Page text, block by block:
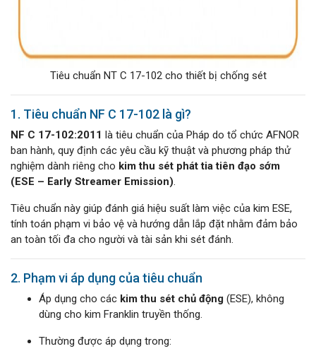
Tiêu chuẩn NT C 17-102 cho thiết bị chống sét
1. Tiêu chuẩn NF C 17-102 là gì?
NF C 17-102:2011 là tiêu chuẩn của Pháp do tổ chức AFNOR
ban hành, quy định các yêu cầu kỹ thuật và phương pháp thử
nghiệm dành riêng cho kim thu sét phát tia tiên đạo sớm
(ESE – Early Streamer Emission).
Tiêu chuẩn này giúp đánh giá hiệu suất làm việc của kim ESE,
tính toán phạm vi bảo vệ và hướng dẫn lắp đặt nhằm đảm bảo
an toàn tối đa cho người và tài sản khi sét đánh.
2. Phạm vi áp dụng của tiêu chuẩn
Áp dụng cho các kim thu sét chủ động (ESE), không
dùng cho kim Franklin truyền thống.
Thường được áp dụng trong: